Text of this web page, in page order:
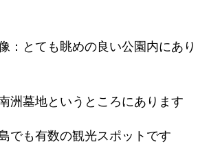
：とても眺めの良い公園内にあり
洲墓地というところにあります
でも有数の観光スポットです